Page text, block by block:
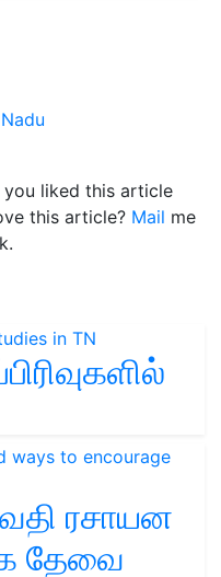
you liked this article
this article? Mail me
ரசாயன
தேவை